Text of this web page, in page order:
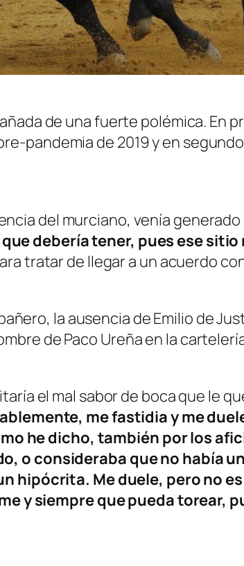
de una fuerte polémica. En
pandemia de 2019 y en
del murciano, venía
debería tener, pues ese sitio
tratar de llegar a un acuerdo
la ausencia de Emilio de
de Paco Ureña en la
el mal sabor de boca que le
me fastidia y me
he dicho, también por los
o consideraba que no había
hipócrita. Me duele, pero no
y siempre que pueda torear,